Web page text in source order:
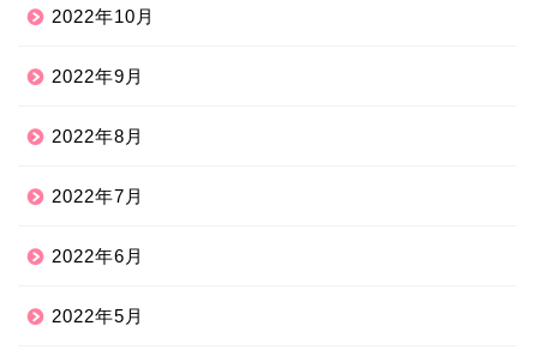
2022年10月
2022年9月
2022年8月
2022年7月
2022年6月
2022年5月